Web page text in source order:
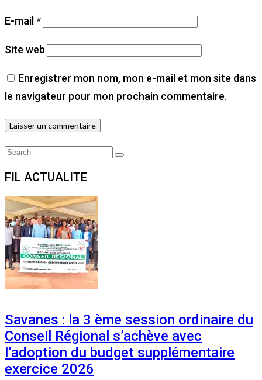
E-mail *
Site web
Enregistrer mon nom, mon e-mail et mon site dans
le navigateur pour mon prochain commentaire.
Search
Search
FIL ACTUALITE
Savanes : la 3 ème session ordinaire du
Conseil Régional s’achève avec
l’adoption du budget supplémentaire
exercice 2026